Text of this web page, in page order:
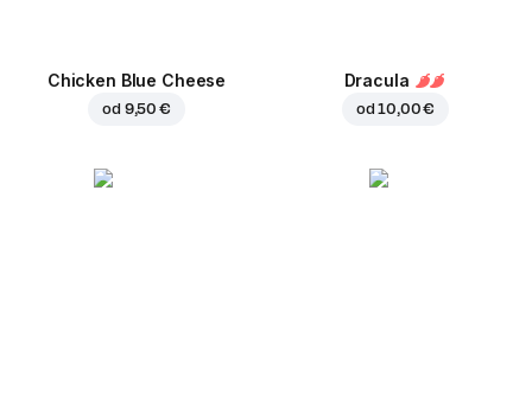
Chicken Blue Cheese
od 9,50 €
Dracula
od10,00 €